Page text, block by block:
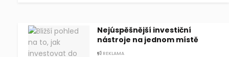
Nejúspěšnější investiční
nástroje na jednom místě
REKLAMA